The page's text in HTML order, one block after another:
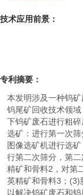
技术应用前景：
专利摘要：
本发明涉及一种钨
钨尾矿回收技术领
下钨矿废石进行粗
选矿：进行第一次
图像选矿机进行选
行第二次筛分，第
精矿和骨料2，对第
英精矿和骨料3；(3)
以解决钨矿废石和